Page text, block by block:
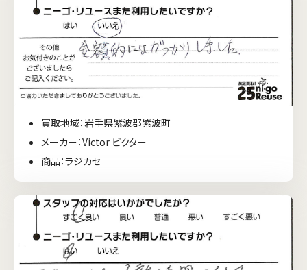
買取地域：岩手県紫波郡紫波町
メーカー：Victor ビクター
商品：ラジカセ